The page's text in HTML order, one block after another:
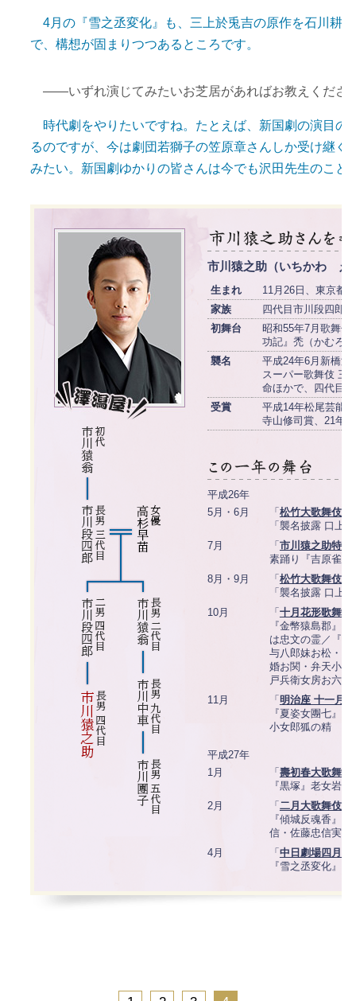
4月の『雪之丞変化』も、三上於兎吉の原作を石川耕
で、構想が固まりつつあるところです。
――いずれ演じてみたいお芝居があればお教えくださ
時代劇をやりたいですね。たとえば、新国劇の演目の
るのですが、今は劇団若獅子の笠原章さんしか受け継
みたい。新国劇ゆかりの皆さんは今でも沢田先生のこ
市川猿之助（いちかわ え
生まれ
11月26日、東京都
家族
四代目市川段四郎
初舞台
昭和55年7月歌舞伎
功記』禿（かむろ
襲名
平成24年6月新橋演
スーパー歌舞伎 三
命ほかで、四代目
受賞
平成14年松尾芸能
寺山修司賞、21年
平成26年
5月・6月
「松竹大歌舞伎
「襲名披露 口上
7月
「市川猿之助特別
素踊り『吉原雀』
8月・9月
「松竹大歌舞伎
「襲名披露 口上
10月
「十月花形歌舞伎
『金幣猿島郡』
は忠文の霊／『
与八郎妹お松・お
婚お関・弁天小僧
戸兵衛女房お六
11月
「明治座 十一月
『夏姿女團七』
小女郎狐の精
平成27年
1月
「壽初春大歌舞伎
『黒塚』老女岩
2月
「二月大歌舞伎」
『傾城反魂香』
信・佐藤忠信実は
4月
「中日劇場四月花
『雪之丞変化』